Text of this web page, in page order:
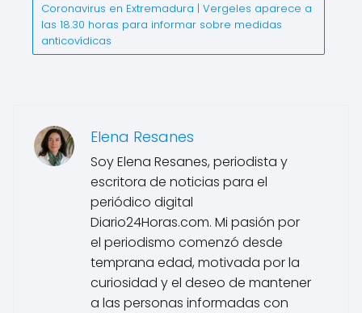
Coronavirus en Extremadura | Vergeles aparece a
las 18.30 horas para informar sobre medidas
anticovídicas
Elena Resanes
Soy Elena Resanes, periodista y
escritora de noticias para el
periódico digital
Diario24Horas.com. Mi pasión por
el periodismo comenzó desde
temprana edad, motivada por la
curiosidad y el deseo de mantener
a las personas informadas con